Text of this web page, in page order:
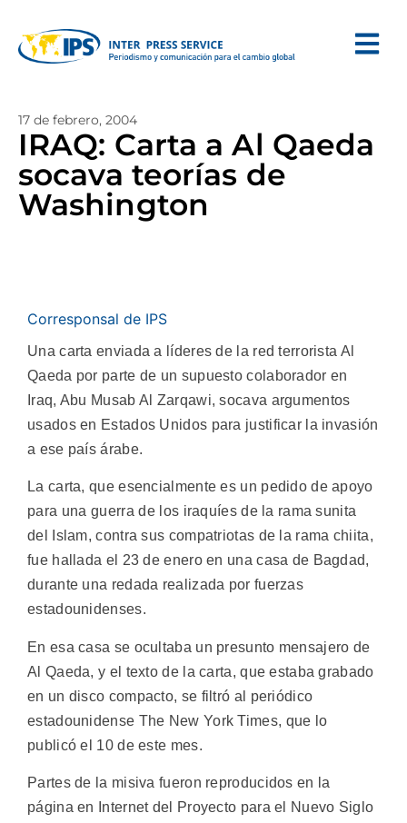
17 de febrero, 2004
IRAQ: Carta a Al Qaeda
socava teorías de
Washington
Corresponsal de IPS
Una carta enviada a líderes de la red terrorista Al
Qaeda por parte de un supuesto colaborador en
Iraq, Abu Musab Al Zarqawi, socava argumentos
usados en Estados Unidos para justificar la invasión
a ese país árabe.
La carta, que esencialmente es un pedido de apoyo
para una guerra de los iraquíes de la rama sunita
del Islam, contra sus compatriotas de la rama chiita,
fue hallada el 23 de enero en una casa de Bagdad,
durante una redada realizada por fuerzas
estadounidenses.
En esa casa se ocultaba un presunto mensajero de
Al Qaeda, y el texto de la carta, que estaba grabado
en un disco compacto, se filtró al periódico
estadounidense The New York Times, que lo
publicó el 10 de este mes.
Partes de la misiva fueron reproducidos en la
página en Internet del Proyecto para el Nuevo Siglo